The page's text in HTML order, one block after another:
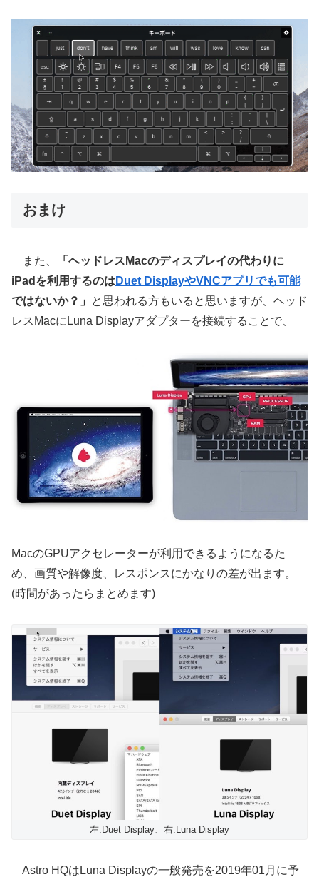
おまけ
また、
「ヘッドレスMacのディスプレイの代わりに
iPadを利用するのは Duet DisplayやVNCアプリでも可能
ではないか？」
と思われる方もいると思いますが、ヘッド
レスMacにLuna Displayアダプターを接続することで、
MacのGPUアクセレーターが利用できるようになるた
め、画質や解像度、レスポンスにかなりの差が出ます。
(時間があったらまとめます)
左:Duet Display、右:Luna Display
Astro HQはLuna Displayの一般発売を2019年01月に予